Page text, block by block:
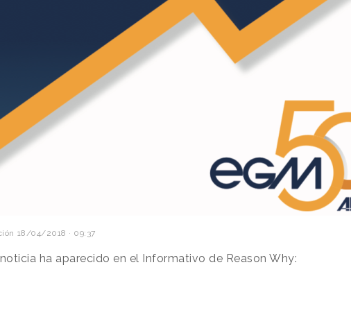
18/04/2018 · 09:37
ha aparecido en el Informativo de Reason Why: